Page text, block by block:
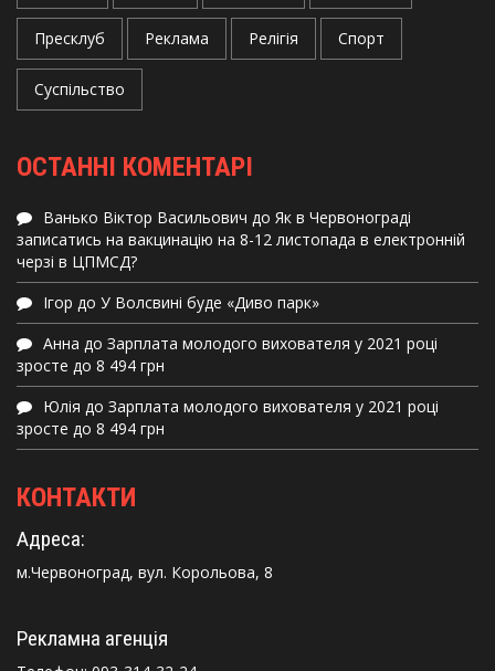
Пресклуб Реклама Релігія Спорт
Суспільство
ОСТАННІ КОМЕНТАРІ
Ванько Віктор Васильович до Як в Червонограді
записатись на вакцинацію на 8-12 листопада в електронній
черзі в ЦПМСД?
Ігор до У Волсвині буде «Диво парк»
Анна до Зарплата молодого вихователя у 2021 році
зросте до 8 494 грн
Юлія до Зарплата молодого вихователя у 2021 році
зросте до 8 494 грн
КОНТАКТИ
Адреса:
м.Червоноград, вул. Корольова, 8
Рекламна агенція